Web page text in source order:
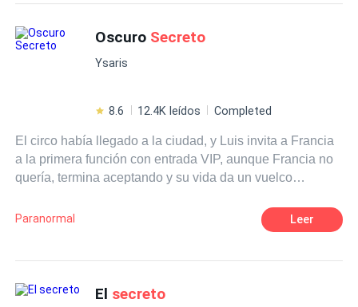
Oscuro Secreto
Ysaris
8.6 12.4K leídos Completed
El circo había llegado a la ciudad, y Luis invita a Francia
a la primera función con entrada VIP, aunque Francia no
quería, termina aceptando y su vida da un vuelco
apresurada y completamente peligrosa cuando comienza
a juntarse con el chico misterioso y oscuro que todos
atreves a averiguarlo?
Paranormal Leer
El secreto